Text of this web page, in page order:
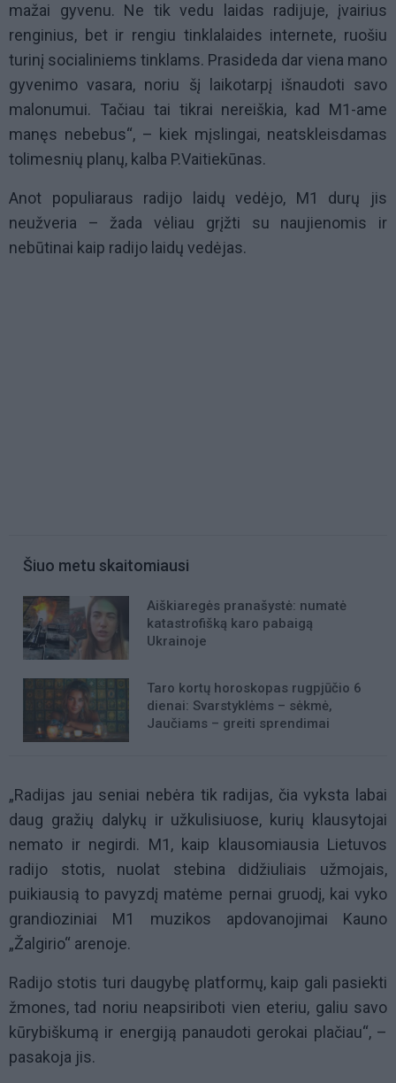
mažai gyvenu. Ne tik vedu laidas radijuje, įvairius
renginius, bet ir rengiu tinklalaides internete, ruošiu
turinį socialiniems tinklams. Prasideda dar viena mano
gyvenimo vasara, noriu šį laikotarpį išnaudoti savo
malonumui. Tačiau tai tikrai nereiškia, kad M1-ame
manęs nebebus“, – kiek mįslingai, neatskleisdamas
tolimesnių planų, kalba P.Vaitiekūnas.
Anot populiaraus radijo laidų vedėjo, M1 durų jis
neužveria – žada vėliau grįžti su naujienomis ir
nebūtinai kaip radijo laidų vedėjas.
Šiuo metu skaitomiausi
Aiškiaregės pranašystė: numatė
katastrofišką karo pabaigą
Ukrainoje
Taro kortų horoskopas rugpjūčio 6
dienai: Svarstyklėms – sėkmė,
Jaučiams – greiti sprendimai
„Radijas jau seniai nebėra tik radijas, čia vyksta labai
daug gražių dalykų ir užkulisiuose, kurių klausytojai
nemato ir negirdi. M1, kaip klausomiausia Lietuvos
radijo stotis, nuolat stebina didžiuliais užmojais,
puikiausią to pavyzdį matėme pernai gruodį, kai vyko
grandioziniai M1 muzikos apdovanojimai Kauno
„Žalgirio“ arenoje.
Radijo stotis turi daugybę platformų, kaip gali pasiekti
žmones, tad noriu neapsiriboti vien eteriu, galiu savo
kūrybiškumą ir energiją panaudoti gerokai plačiau“, –
pasakoja jis.